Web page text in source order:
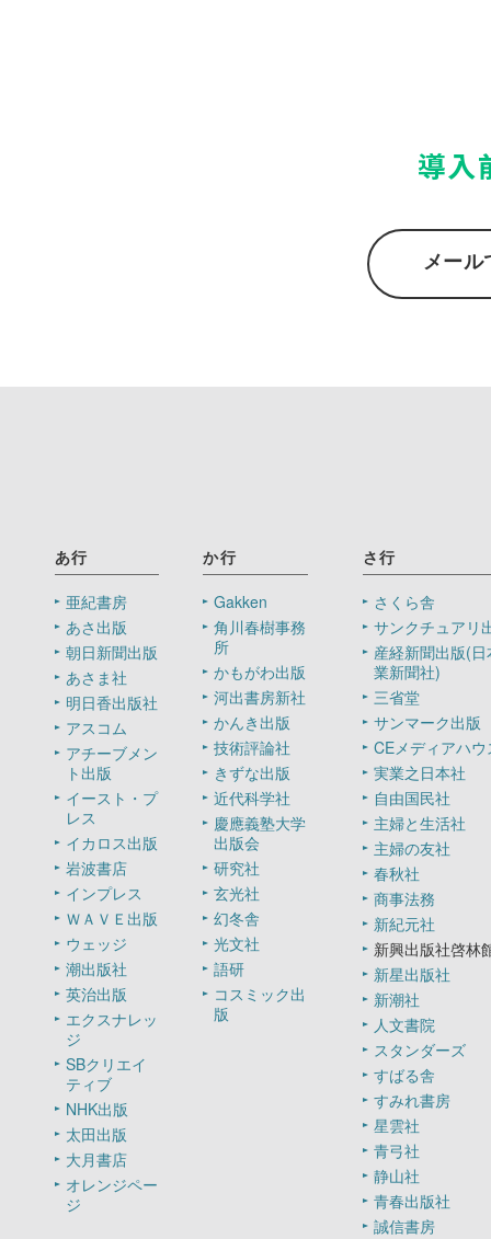
導入
メール
あ行
亜紀書房
あさ出版
朝日新聞出版
あさま社
明日香出版社
アスコム
アチーブメン
ト出版
イースト・プ
レス
イカロス出版
岩波書店
インプレス
ＷＡＶＥ出版
ウェッジ
潮出版社
英治出版
エクスナレッ
ジ
SBクリエイ
ティブ
NHK出版
太田出版
大月書店
オレンジペー
ジ
か行
Gakken
角川春樹事務
所
かもがわ出版
河出書房新社
かんき出版
技術評論社
きずな出版
近代科学社
慶應義塾大学
出版会
研究社
玄光社
幻冬舎
光文社
語研
コスミック出
版
さ行
さくら舎
サンクチュアリ
産経新聞出版(日
業新聞社)
三省堂
サンマーク出版
CEメディアハウ
実業之日本社
自由国民社
主婦と生活社
主婦の友社
春秋社
商事法務
新紀元社
新興出版社啓林
新星出版社
新潮社
人文書院
スタンダーズ
すばる舎
すみれ書房
星雲社
青弓社
静山社
青春出版社
誠信書房